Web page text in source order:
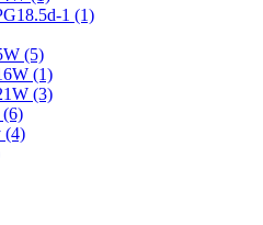
1 (1)
(5)
(1)
(3)
(4)